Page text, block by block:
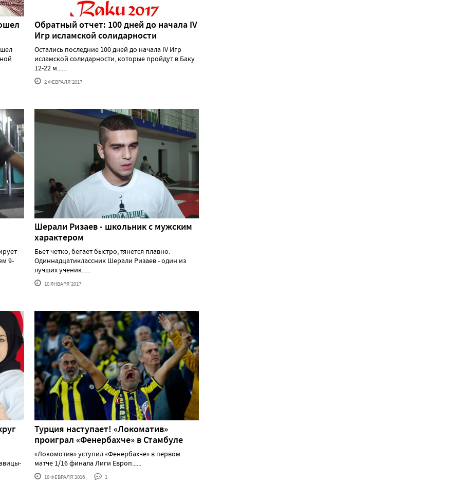
Обратный отчет: 100 дней до начала IV
Игр исламской солидарности
Остались последние 100 дней до начала IV Игр
исламской солидарности, которые пройдут в Баку
12-22 м......
2 ФЕВРАЛЯ'2017
9-
Шерали Ризаев - школьник с мужским
характером
Бьет четко, бегает быстро, тянется плавно.
Одиннадцатиклассник Шерали Ризаев - один из
лучших ученик......
10 ЯНВАРЯ'2017
Турция наступает! «Локоматив»
проиграл «Фенербахче» в Стамбуле
«Локомотив» уступил «Фенербахче» в первом
матче 1/16 финала Лиги Европ......
18 ФЕВРАЛЯ'2016 1